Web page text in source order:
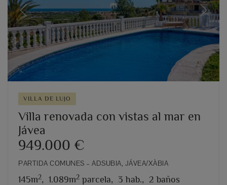
Previous Next
VILLA DE LUJO
Villa renovada con vistas al mar en
Jávea
949.000 €
PARTIDA COMUNES – ADSUBIA, JÁVEA/XÀBIA
145m2, 1.089m2 parcela, 3 hab., 2 baños